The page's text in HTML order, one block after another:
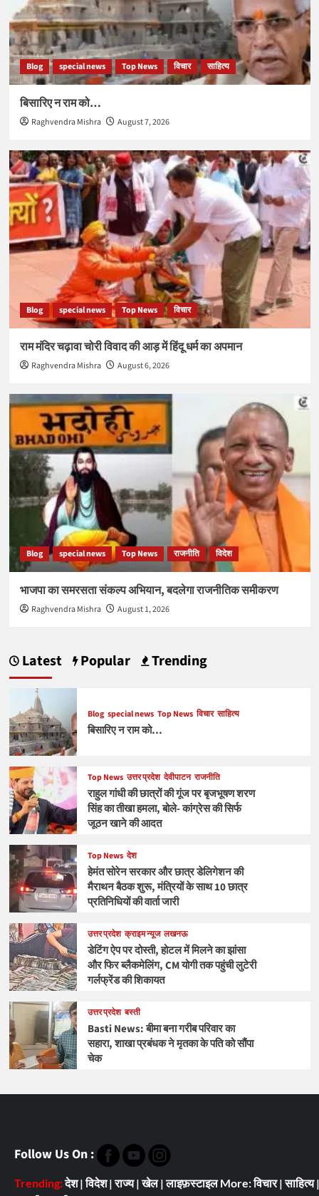
Blog special news Top News विचार साहित्य
बिसारिए न राम को…
Raghvendra Mishra August 7, 2026
Blog special news Top News विचार
राम मंदिर चढ़ावा चोरी विवाद की आड़ में हिंदू धर्म का अपमान
Raghvendra Mishra August 6, 2026
Blog special news Top News राजनीति विदेश
भाजपा का समरसता संकल्प अभियान, बदलेगा राजनीतिक समीकरण
Raghvendra Mishra August 1, 2026
Latest Popular Trending
Blog special news Top News विचार साहित्य
बिसारिए न राम को…
Top News उत्तर प्रदेश देवीपाटन राजनीति
राहुल गांधी की छात्रों की गूंज पर बृजभूषण शरण
सिंह का तीखा हमला, बोले- कांग्रेस की सिर्फ
जूठन खाने की आदत
Top News देश
हेमंत सोरेन सरकार और छात्र डेलिगेशन की
मैराथन बैठक शुरू, मंत्रियों के साथ 10 छात्र
प्रतिनिधियों की वार्ता जारी
उत्तर प्रदेश क्राइम न्यूज लखनऊ
डेटिंग ऐप पर दोस्ती, होटल में मिलने का झांसा
और फिर ब्लैकमेलिंग, CM योगी तक पहुंची लुटेरी
गर्लफ्रेंड की शिकायत
उत्तर प्रदेश बस्ती
Basti News: बीमा बना गरीब परिवार का
सहारा, शाखा प्रबंधक ने मृतका के पति को सौंपा
चेक
Follow Us On :
Trending:देश|विदेश|राज्य|खेल|लाइफ़स्टाइल More:विचार|साहित्य|